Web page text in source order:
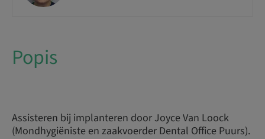
Popis
Assisteren bij implanteren door Joyce Van Loock
(Mondhygiëniste en zaakvoerder Dental Office Puurs).